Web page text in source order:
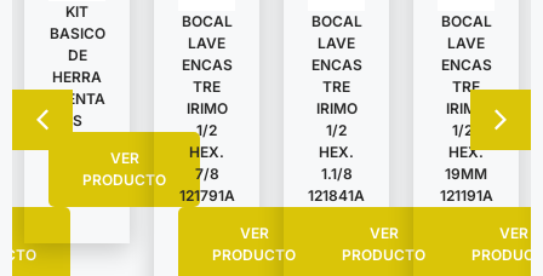
KIT
BASICO
DE
HERRA
MIENTA
S
VER
PRODUCTO
BOCAL
LAVE
ENCAS
TRE
IRIMO
1/2
HEX.
7/8
121791A
VER
PRODUCTO
BOCAL
LAVE
ENCAS
TRE
IRIMO
1/2
HEX.
1.1/8
121841A
VER
PRODUCTO
BOCAL
LAVE
ENCAS
TRE
IRIMO
1/2″
HEX.
19MM
121191A
VER